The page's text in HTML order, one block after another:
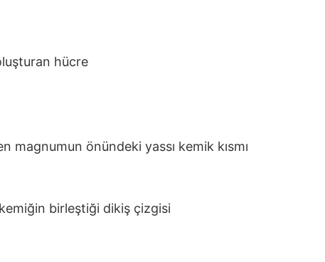
hücre
magnumun önündeki yassı kemik kısmı
birleştiği dikiş çizgisi